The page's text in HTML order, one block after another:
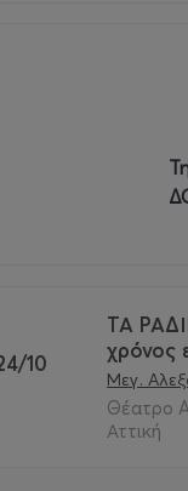
10
ΤΑ
χρόνος
Μεγ.
Θέατρο
Αττική